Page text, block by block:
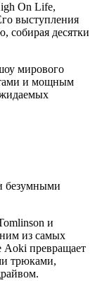
On Life,
выступления
собирая десятки
мирового
и мощным
безумными
и
из самых
Aoki превращает
трюками,